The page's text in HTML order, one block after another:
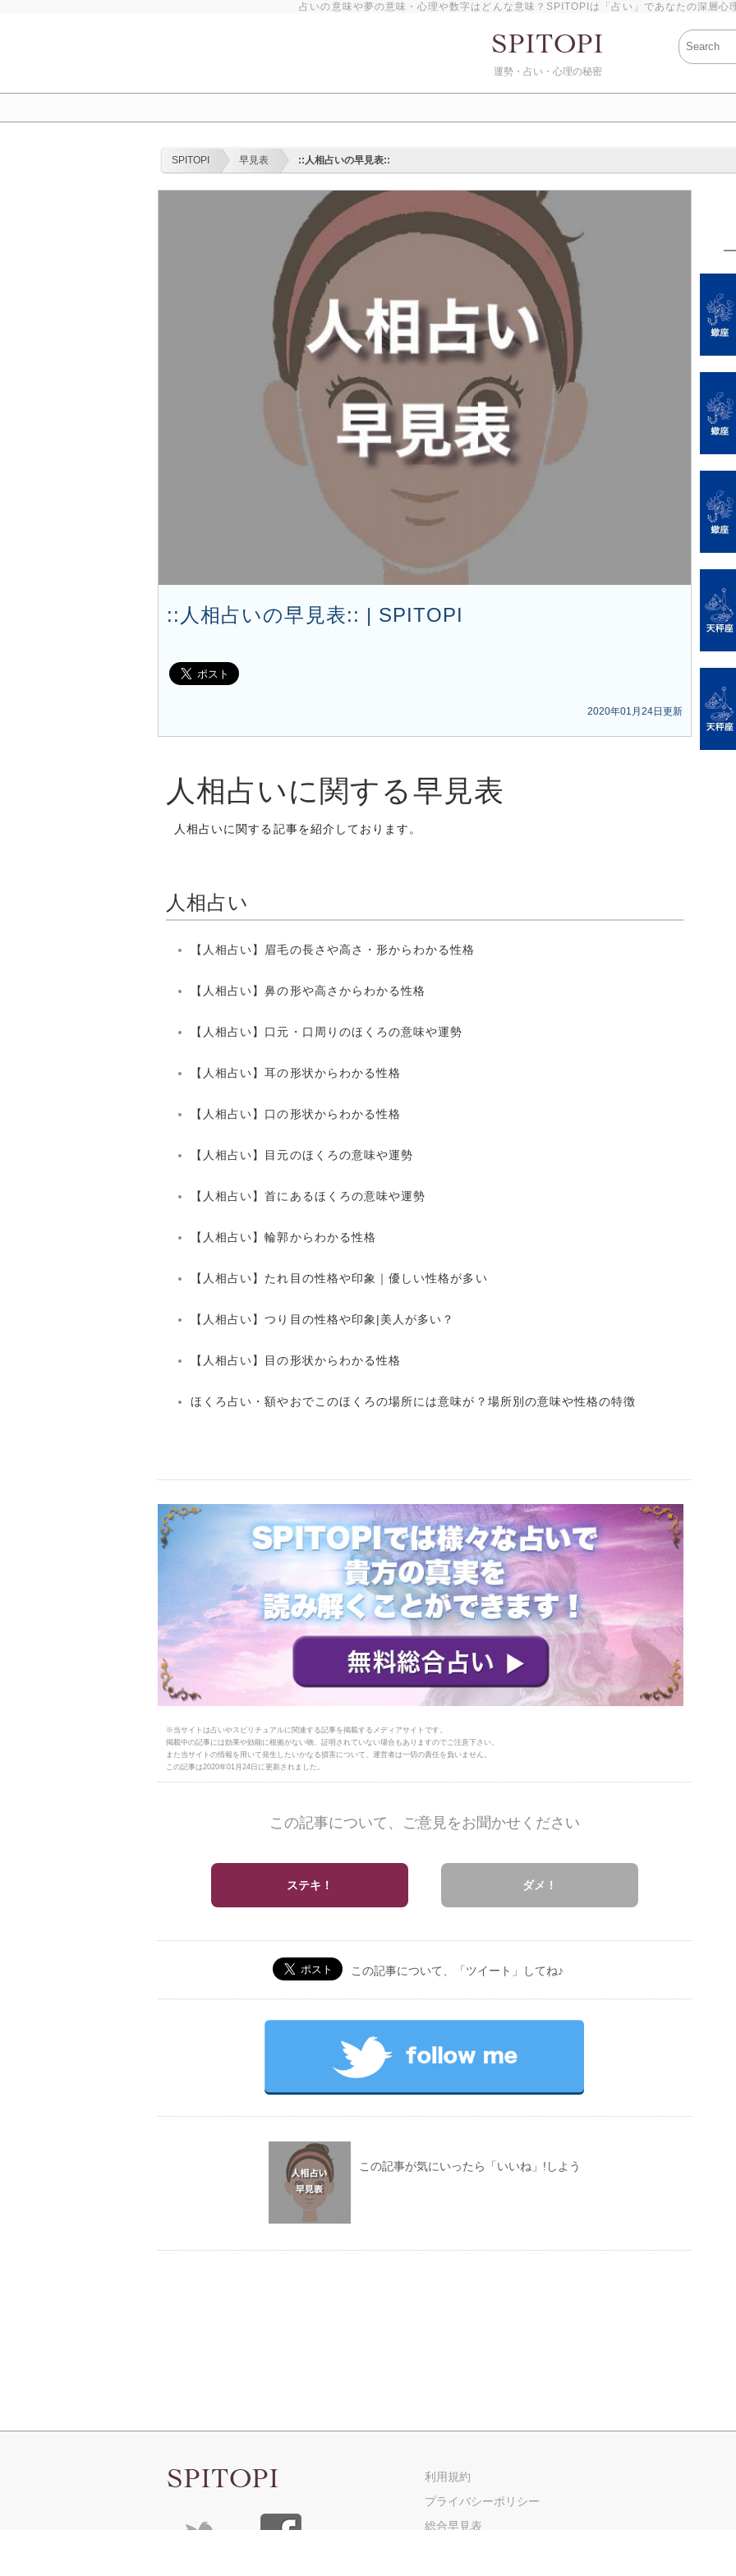
占いの意味や夢の意味・心理や数字はどんな意味？SPITOPIは「占い」であなたの深層心
運勢・占い・心理の秘密
SPITOPI 早見表 ::人相占いの早見表::
::人相占いの早見表:: | SPITOPI
2020年01月24日更新
人相占いに関する早見表
人相占いに関する記事を紹介しております。
人相占い
【人相占い】眉毛の長さや高さ・形からわかる性格
【人相占い】鼻の形や高さからわかる性格
【人相占い】口元・口周りのほくろの意味や運勢
【人相占い】耳の形状からわかる性格
【人相占い】口の形状からわかる性格
【人相占い】目元のほくろの意味や運勢
【人相占い】首にあるほくろの意味や運勢
【人相占い】輪郭からわかる性格
【人相占い】たれ目の性格や印象｜優しい性格が多い
【人相占い】つり目の性格や印象|美人が多い？
【人相占い】目の形状からわかる性格
ほくろ占い・額やおでこのほくろの場所には意味が？場所別の意味や性格の特徴
※当サイトは占いやスピリチュアルに関連する記事を掲載するメディアサイトです。
掲載中の記事には効果や効能に根拠がない物、証明されていない場合もありますのでご注意下さい。
また当サイトの情報を用いて発生したいかなる損害について、運営者は一切の責任を負いません。
この記事は2020年01月24日に更新されました。
この記事について、ご意見をお聞かせください
ステキ！ ダメ！
この記事について、「ツイート」してね♪
この記事が気にいったら「いいね」!しよう
利用規約
プライバシーポリシー
総合早見表